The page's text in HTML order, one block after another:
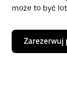
może to być
Zarezerwuj